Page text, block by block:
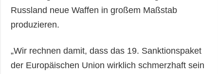
Russland neue Waffen in großem Maßstab
produzieren.
„Wir rechnen damit, dass das 19. Sanktionspaket
der Europäischen Union wirklich schmerzhaft sein